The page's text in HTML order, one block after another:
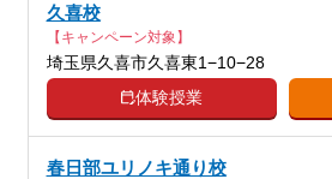
久喜校
【キャンペーン対象】
埼玉県久喜市久喜東1−10−28
体験授業
春日部ユリノキ通り校